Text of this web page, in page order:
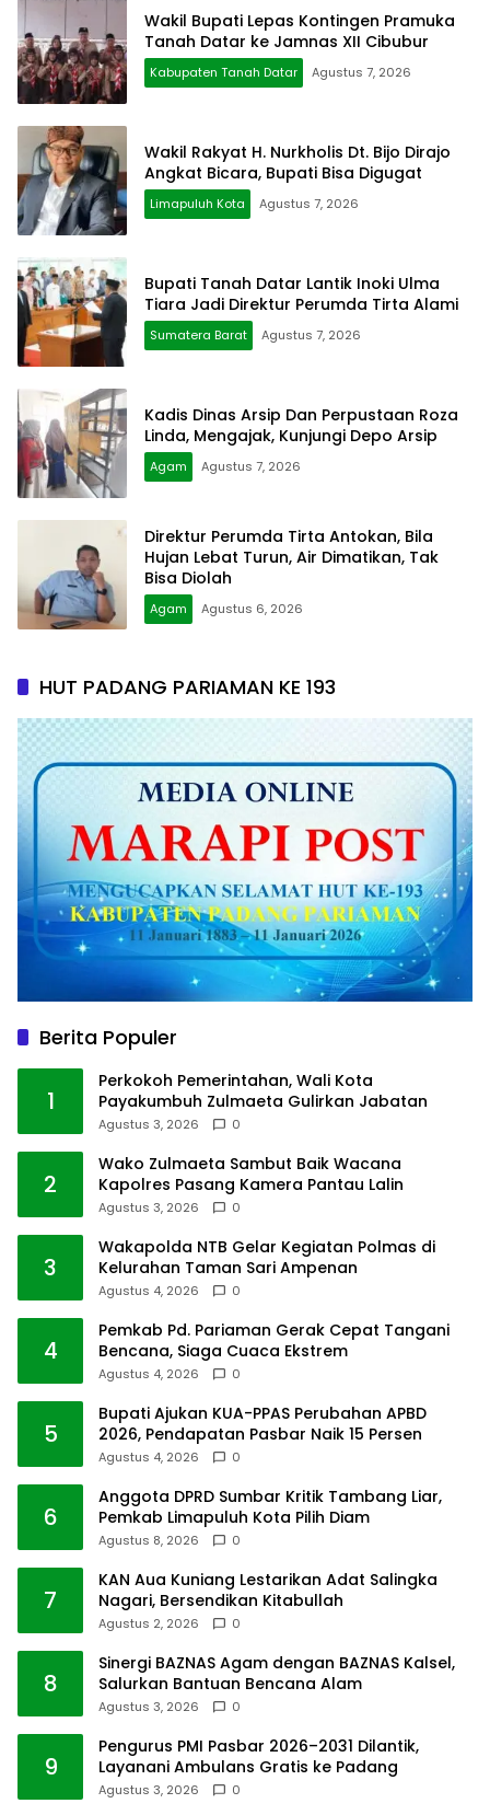
Wakil Bupati Lepas Kontingen Pramuka
Tanah Datar ke Jamnas XII Cibubur
Kabupaten Tanah Datar Agustus 7, 2026
Wakil Rakyat H. Nurkholis Dt. Bijo Dirajo
Angkat Bicara, Bupati Bisa Digugat
Limapuluh Kota Agustus 7, 2026
Bupati Tanah Datar Lantik Inoki Ulma
Tiara Jadi Direktur Perumda Tirta Alami
Sumatera Barat Agustus 7, 2026
Kadis Dinas Arsip Dan Perpustaan Roza
Linda, Mengajak, Kunjungi Depo Arsip
Agam Agustus 7, 2026
Direktur Perumda Tirta Antokan, Bila
Hujan Lebat Turun, Air Dimatikan, Tak
Bisa Diolah
Agam Agustus 6, 2026
HUT PADANG PARIAMAN KE 193
Berita Populer
1
Perkokoh Pemerintahan, Wali Kota
Payakumbuh Zulmaeta Gulirkan Jabatan
Agustus 3, 2026 0
2
Wako Zulmaeta Sambut Baik Wacana
Kapolres Pasang Kamera Pantau Lalin
Agustus 3, 2026 0
3
Wakapolda NTB Gelar Kegiatan Polmas di
Kelurahan Taman Sari Ampenan
Agustus 4, 2026 0
4
Pemkab Pd. Pariaman Gerak Cepat Tangani
Bencana, Siaga Cuaca Ekstrem
Agustus 4, 2026 0
5
Bupati Ajukan KUA-PPAS Perubahan APBD
2026, Pendapatan Pasbar Naik 15 Persen
Agustus 4, 2026 0
6
Anggota DPRD Sumbar Kritik Tambang Liar,
Pemkab Limapuluh Kota Pilih Diam
Agustus 8, 2026 0
7
KAN Aua Kuniang Lestarikan Adat Salingka
Nagari, Bersendikan Kitabullah
Agustus 2, 2026 0
8
Sinergi BAZNAS Agam dengan BAZNAS Kalsel,
Salurkan Bantuan Bencana Alam
Agustus 3, 2026 0
9
Pengurus PMI Pasbar 2026–2031 Dilantik,
Layanani Ambulans Gratis ke Padang
Agustus 3, 2026 0